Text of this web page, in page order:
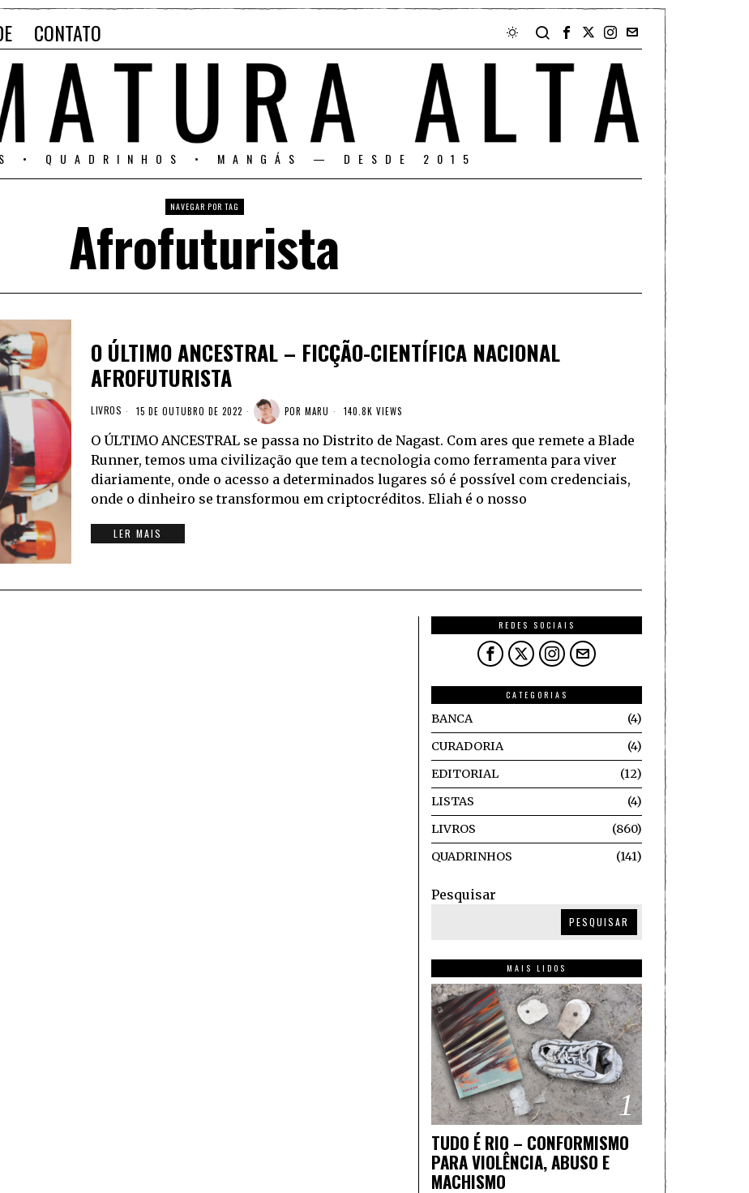
CONTATO
• QUADRINHOS • MANGÁS — DESDE 2015
NAVEGAR POR TAG
Afrofuturista
O ÚLTIMO ANCESTRAL – FICÇÃO-CIENTÍFICA NACIONAL
AFROFUTURISTA
LIVROS 15 DE OUTUBRO DE 2022 POR MARU 140.8K VIEWS
O ÚLTIMO ANCESTRAL se passa no Distrito de Nagast. Com ares que remete a Blade
Runner, temos uma civilização que tem a tecnologia como ferramenta para viver
diariamente, onde o acesso a determinados lugares só é possível com credenciais,
onde o dinheiro se transformou em criptocréditos. Eliah é o nosso
LER MAIS
REDES SOCIAIS
CATEGORIAS
BANCA
4
CURADORIA
4
EDITORIAL
12
LISTAS
4
LIVROS
860
QUADRINHOS
141
Pesquisar
PESQUISAR
MAIS LIDOS
1
TUDO É RIO – CONFORMISMO
PARA VIOLÊNCIA, ABUSO E
MACHISMO